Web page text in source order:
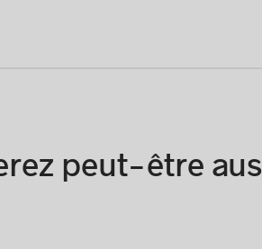
peut-être